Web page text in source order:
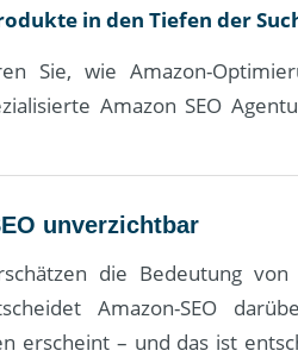
in den Tiefen der
Sie, wie Amazon-
Amazon SEO
unverzichtbar
die Bedeutung von
Amazon-SEO
erscheint – und das ist